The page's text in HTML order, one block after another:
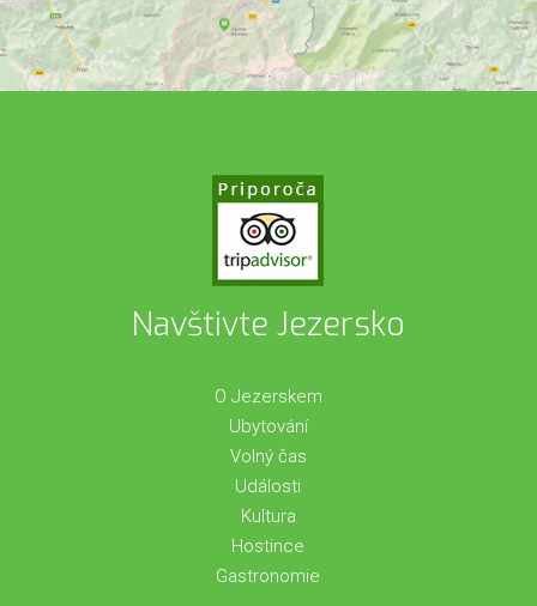
Navštivte Jezersko
O Jezerskem
Ubytování
Volný čas
Události
Kultura
Hostince
Gastronomie